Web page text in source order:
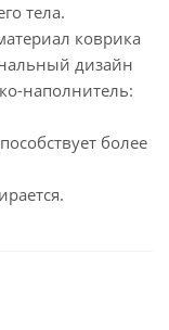
тела.
коврика
дизайн
наполнитель:
более